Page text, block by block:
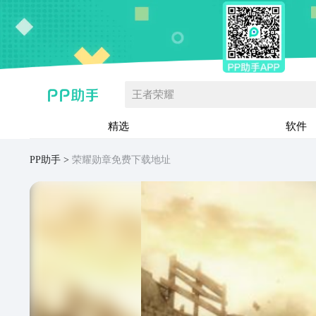
王者荣耀
精选 软件
PP助手 荣耀勋章免费下载地址